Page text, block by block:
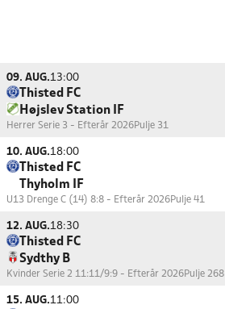
09. AUG.13:00
Thisted FC
Højslev Station IF
Herrer Serie 3 - Efterår 2026Pulje 31
10. AUG.18:00
Thisted FC
Thyholm IF
U13 Drenge C (14) 8:8 - Efterår 2026Pulje 41
12. AUG.18:30
Thisted FC
Sydthy B
Kvinder Serie 2 11:11/9:9 - Efterår 2026Pulje 268
15. AUG.11:00